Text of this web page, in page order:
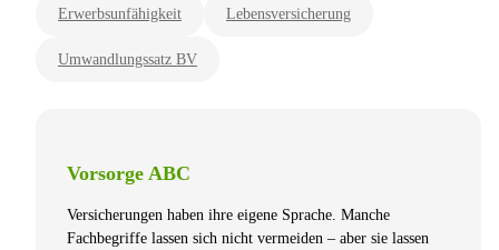
Erwerbsunfähigkeit Lebensversicherung
Umwandlungssatz BV
Vorsorge ABC
Versicherungen haben ihre eigene Sprache. Manche
Fachbegriffe lassen sich nicht vermeiden – aber sie lassen